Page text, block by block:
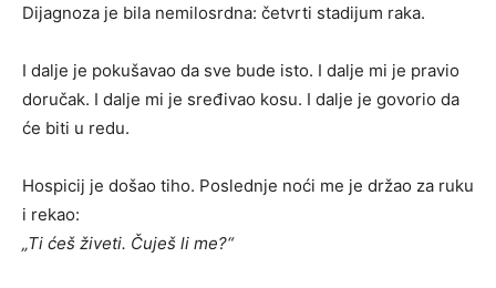
Dijagnoza je bila nemilosrdna: četvrti stadijum raka.
I dalje je pokušavao da sve bude isto. I dalje mi je pravio
doručak. I dalje mi je sređivao kosu. I dalje je govorio da
će biti u redu.
Hospicij je došao tiho. Poslednje noći me je držao za ruku
i rekao:
„Ti ćeš živeti. Čuješ li me?“